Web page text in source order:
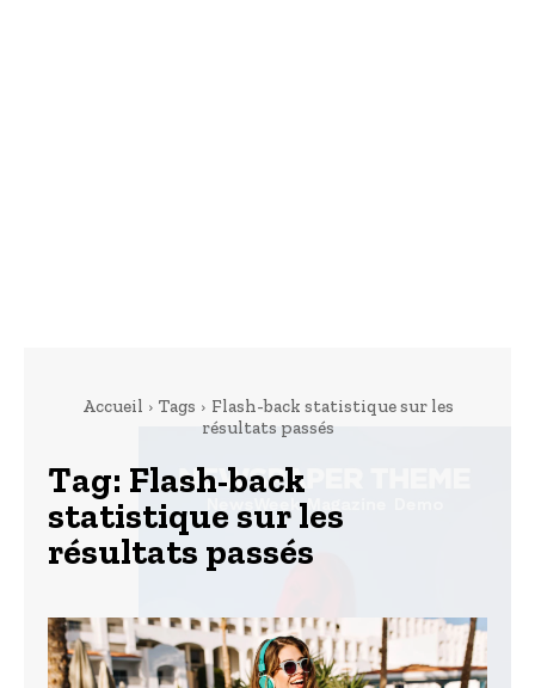
Accueil Tags
Flash-back statistique sur les
résultats passés
Tag: Flash-back
statistique sur les
résultats passés